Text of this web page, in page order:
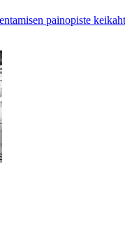
painopiste